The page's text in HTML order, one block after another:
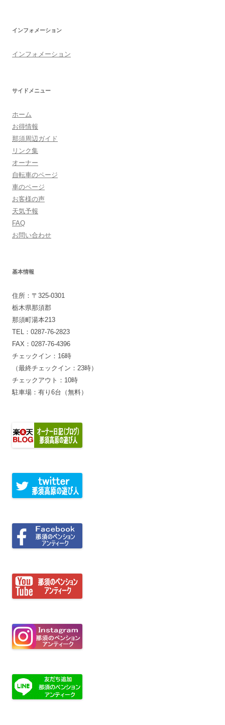
ビ
ョ
インフォメーション
インフォメーション
サイドメニュー
ホーム
お得情報
那須周辺ガイド
リンク集
オーナー
自転車のページ
車のページ
お客様の声
天気予報
FAQ
お問い合わせ
基本情報
住所：〒325-0301
栃木県那須郡
那須町湯本213
TEL：0287-76-2823
FAX：0287-76-4396
チェックイン：16時
（最終チェックイン：23時）
チェックアウト：10時
駐車場：有り6台（無料）